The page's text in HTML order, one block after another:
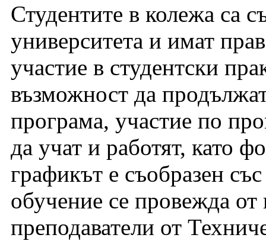
Студентите в колежа са
университета и имат
участие в студентски
възможност да
програма, участие по
да учат и работят, като
графикът е съобразен
обучение се провежда
преподаватели от